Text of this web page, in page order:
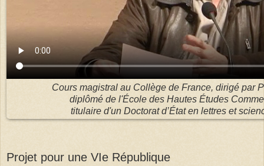
Cours magistral au Collège de France, dirigé par
diplômé de l'École des Hautes Études
titulaire d'un Doctorat d’État en lettres et
Projet pour une VIe République